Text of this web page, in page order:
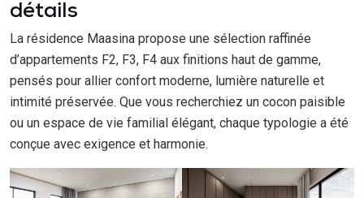
détails
La résidence Maasina propose une sélection raffinée
d’appartements F2, F3, F4 aux finitions haut de gamme,
pensés pour allier confort moderne, lumière naturelle et
intimité préservée. Que vous recherchiez un cocon paisible
ou un espace de vie familial élégant, chaque typologie a été
conçue avec exigence et harmonie.